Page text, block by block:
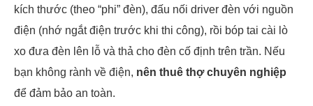
kích thước (theo “phi” đèn), đấu nối driver đèn với nguồn
điện (nhớ ngắt điện trước khi thi công), rồi bóp tai cài lò
xo đưa đèn lên lỗ và thả cho đèn cố định trên trần. Nếu
bạn không rành về điện, nên thuê thợ chuyên nghiệp
để đảm bảo an toàn.